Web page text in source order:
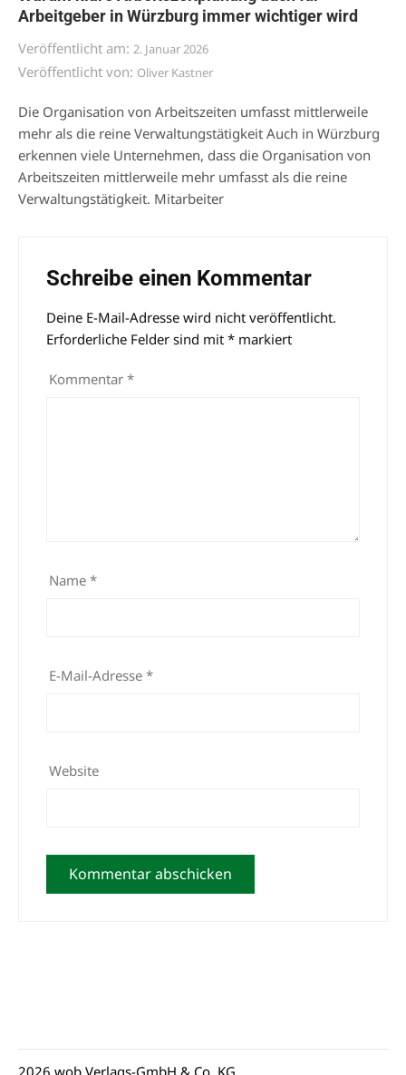
Arbeitgeber in Würzburg immer wichtiger wird
Veröffentlicht am: 2. Januar 2026
Veröffentlicht von: Oliver Kastner
Die Organisation von Arbeitszeiten umfasst mittlerweile
mehr als die reine Verwaltungstätigkeit Auch in Würzburg
erkennen viele Unternehmen, dass die Organisation von
Arbeitszeiten mittlerweile mehr umfasst als die reine
Verwaltungstätigkeit. Mitarbeiter
Schreibe einen Kommentar
Deine E-Mail-Adresse wird nicht veröffentlicht.
Erforderliche Felder sind mit * markiert
Kommentar *
Name *
E-Mail-Adresse *
Website
Alternative: